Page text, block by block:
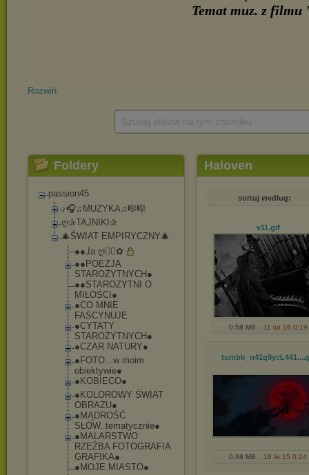
Rozwiń
Foldery
passion45
♪🎧♫MUZYKA♫🎼🎼
ღ✰TAJNIKI✰
🎄ŚWIAT EMPIRYCZNY🎄
●●Ja ღڰۣ✿
●●POEZJA
STAROŻYTNYCH●
●●STAROZYTNI O
MIŁOŚCI●
●CO MNIE
FASCYNUJE
●CYTATY
STAROŻYTNYCH●
●CZAR NATURY●
●FOTO...w moim
obiektywie●
●KOBIECO●
●KOLOROWY ŚWIAT
OBRAZU●
●MĄDROŚĆ
SŁÓW..tematycznie●
●MALARSTWO
RZEŹBA FOTOGRAFIA
GRAFIKA●
●MOJE MIASTO●
Haloven
sortuj według:
v11.gif
0,58 MB 11 lut 16 0:19
tumblr_n41q9ycL441...
0,68 MB 18 lis 15 0:24